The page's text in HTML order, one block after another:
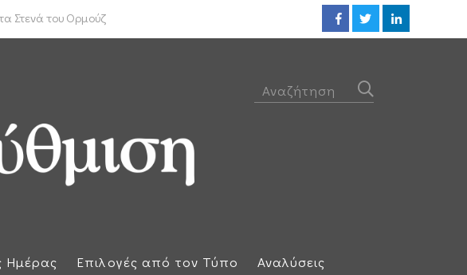
Στενά του Ορμούζ
Meridiam ΕΕ: Αλληλεγγύη στην
Ημέρας Επιλογές από τον Τύπο
Αναλύσεις